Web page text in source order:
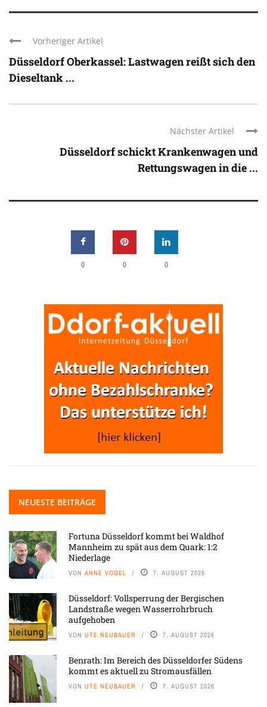
Vorheriger Artikel
Düsseldorf Oberkassel: Lastwagen reißt sich den
Dieseltank ...
Nächster Artikel
Düsseldorf schickt Krankenwagen und
Rettungswagen in die ...
0 0 0
NEUESTE BEITRÄGE
Fortuna Düsseldorf kommt bei Waldhof
Mannheim zu spät aus dem Quark: 1:2
Niederlage
VON ANNE VOGEL 7. AUGUST 2026
Düsseldorf: Vollsperrung der Bergischen
Landstraße wegen Wasserrohrbruch
aufgehoben
VON UTE NEUBAUER 7. AUGUST 2026
Benrath: Im Bereich des Düsseldorfer Südens
kommt es aktuell zu Stromausfällen
VON UTE NEUBAUER 7. AUGUST 2026